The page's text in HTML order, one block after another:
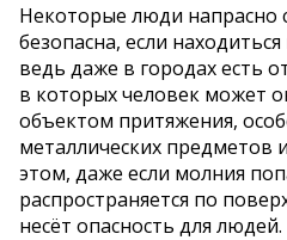
Некоторые люди напрасно
безопасна, если
ведь даже в городах есть
в которых человек может
объектом притяжения,
металлических предметов
этом, даже если молния
распространяется по
несёт опасность для людей.